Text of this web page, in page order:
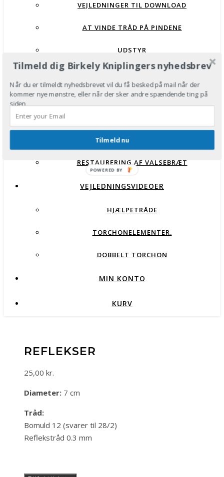
VEJLEDNINGER TIL DOWNLOAD
AT VINDE TRÅD PÅ PINDENE
UDSTYR
GRUNDSLAGENE
HJÆLPETRÅDE
TORCHONBUNDE
RESTAURERING AF VALSEBRÆT
VEJLEDNINGSVIDEOER
HJÆLPETRÅDE
TORCHONELEMENTER.
DOBBELT TORCHON
MIN KONTO
KURV
REFLEKSER
25,00 kr.
Diameter: 7 cm
Tråd:
Bomuld 12 (svarer til 28/2)
Reflekstråd 0.3 mm
Tilmeld dig Birkely Kniplingers nyhedsbrev
Når du er tilmeldt nyhedsbrevet vil du få besked på mail når der
kommer nye mønstre, eller når der sker andre spændende ting på
siden
Tilmeld nu
POWERED BY